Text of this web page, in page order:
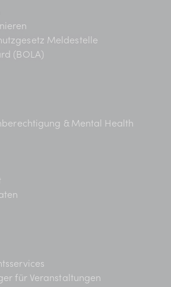
Meldestelle
(BOLA)
& Mental Health
für Veranstaltungen